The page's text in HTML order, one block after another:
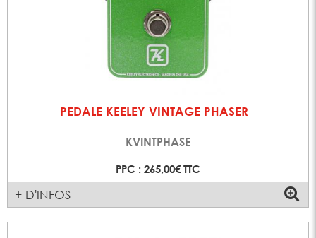
PEDALE KEELEY VINTAGE PHASER
KVINTPHASE
PPC : 265,00€ TTC
+ D'INFOS